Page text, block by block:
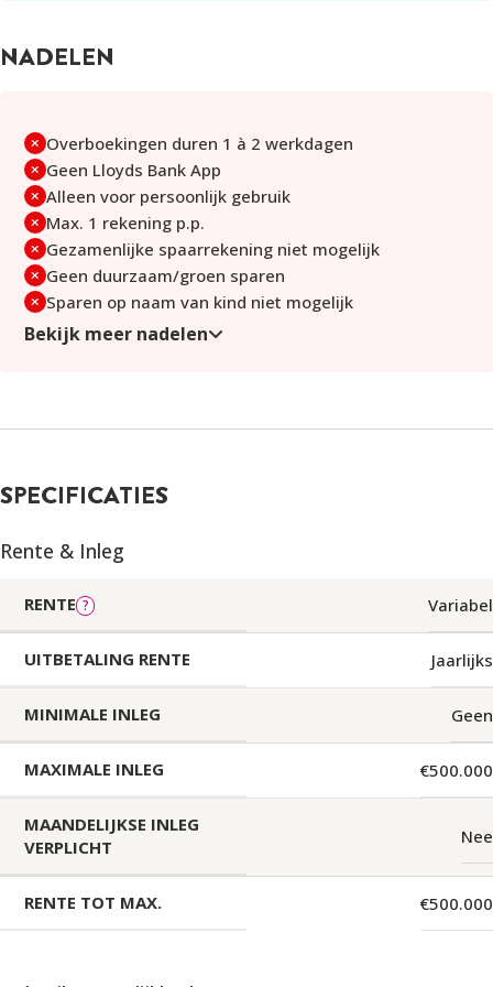
ingezetenen, zoals Nederlandse spaarders. Je bent wel
NADELEN
Overboekingen duren 1 à 2 werkdagen
Geen Lloyds Bank App
Alleen voor persoonlijk gebruik
Max. 1 rekening p.p.
Gezamenlijke spaarrekening niet mogelijk
Geen duurzaam/groen sparen
Sparen op naam van kind niet mogelijk
Bekijk meer nadelen
SPECIFICATIES
Rente & Inleg
RENTE Variabel
UITBETALING RENTE Jaarlijks
MINIMALE INLEG Geen
MAXIMALE INLEG €500.000
MAANDELIJKSE INLEG
VERPLICHT
Nee
RENTE TOT MAX. €500.000